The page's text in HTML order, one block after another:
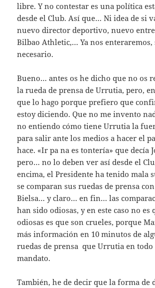
libre. Y no contestar es una política
desde el Club. Así que… Ni idea de si
nuevo director deportivo, nuevo
Bilbao Athletic,… Ya nos enteraremos,
necesario.
Bueno… antes os he dicho que no os
la rueda de prensa de Urrutia, pero,
que lo hago porque prefiero que
estoy diciendo. Que no me invento
no entiendo cómo tiene Urrutia la
para salir ante los medios a hacer el
hace. «Ir pa na es tontería» que decía
pero… no lo deben ver así desde el
encima, el Presidente ha tenido mala
se comparan sus ruedas de prensa
Bielsa… y claro… en fin… las
han sido odiosas, y en este caso no es
odiosas es que son crueles, porque
más información en 10 minutos de
ruedas de prensa que Urrutia en todo
mandato.
También, he de decir que la forma de